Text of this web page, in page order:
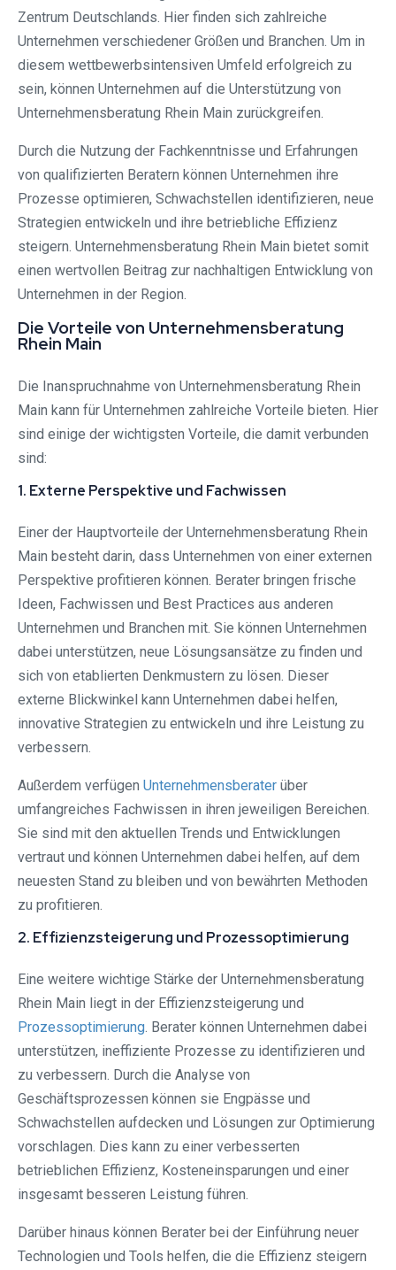
Zentrum Deutschlands. Hier finden sich zahlreiche
Unternehmen verschiedener Größen und Branchen. Um in
diesem wettbewerbsintensiven Umfeld erfolgreich zu
sein, können Unternehmen auf die Unterstützung von
Unternehmensberatung Rhein Main zurückgreifen.
Durch die Nutzung der Fachkenntnisse und Erfahrungen
von qualifizierten Beratern können Unternehmen ihre
Prozesse optimieren, Schwachstellen identifizieren, neue
Strategien entwickeln und ihre betriebliche Effizienz
steigern. Unternehmensberatung Rhein Main bietet somit
einen wertvollen Beitrag zur nachhaltigen Entwicklung von
Unternehmen in der Region.
Die Vorteile von Unternehmensberatung
Rhein Main
Die Inanspruchnahme von Unternehmensberatung Rhein
Main kann für Unternehmen zahlreiche Vorteile bieten. Hier
sind einige der wichtigsten Vorteile, die damit verbunden
sind:
1. Externe Perspektive und Fachwissen
Einer der Hauptvorteile der Unternehmensberatung Rhein
Main besteht darin, dass Unternehmen von einer externen
Perspektive profitieren können. Berater bringen frische
Ideen, Fachwissen und Best Practices aus anderen
Unternehmen und Branchen mit. Sie können Unternehmen
dabei unterstützen, neue Lösungsansätze zu finden und
sich von etablierten Denkmustern zu lösen. Dieser
externe Blickwinkel kann Unternehmen dabei helfen,
innovative Strategien zu entwickeln und ihre Leistung zu
verbessern.
Außerdem verfügen Unternehmensberater über
umfangreiches Fachwissen in ihren jeweiligen Bereichen.
Sie sind mit den aktuellen Trends und Entwicklungen
vertraut und können Unternehmen dabei helfen, auf dem
neuesten Stand zu bleiben und von bewährten Methoden
zu profitieren.
2. Effizienzsteigerung und Prozessoptimierung
Eine weitere wichtige Stärke der Unternehmensberatung
Rhein Main liegt in der Effizienzsteigerung und
Prozessoptimierung. Berater können Unternehmen dabei
unterstützen, ineffiziente Prozesse zu identifizieren und
zu verbessern. Durch die Analyse von
Geschäftsprozessen können sie Engpässe und
Schwachstellen aufdecken und Lösungen zur Optimierung
vorschlagen. Dies kann zu einer verbesserten
betrieblichen Effizienz, Kosteneinsparungen und einer
insgesamt besseren Leistung führen.
Darüber hinaus können Berater bei der Einführung neuer
Technologien und Tools helfen, die die Effizienz steigern